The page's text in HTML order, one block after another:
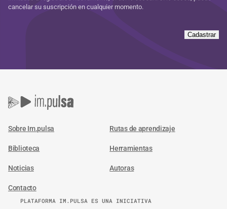
cancelar su suscripción en cualquier momento.
Cadastrar
Sobre Im.pulsa Rutas de aprendizaje
Biblioteca Herramientas
Noticias Autoras
Contacto
PLATAFORMA IM.PULSA ES UNA INICIATIVA